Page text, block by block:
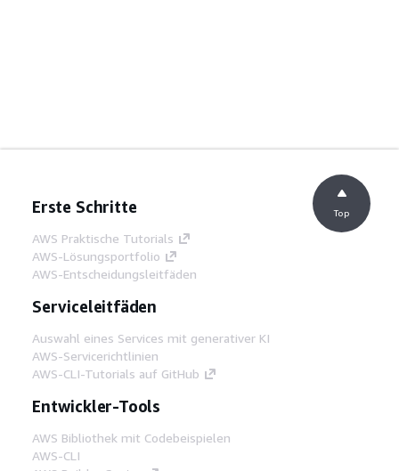
Erste Schritte
AWS Praktische Tutorials
AWS-Lösungsportfolio
AWS-Entscheidungsleitfäden
Serviceleitfäden
Auswahl eines Services mit generativer KI
AWS-Servicerichtlinien
AWS-CLI-Tutorials auf GitHub
Entwickler-Tools
AWS Bibliothek mit Codebeispielen
AWS-CLI
Top